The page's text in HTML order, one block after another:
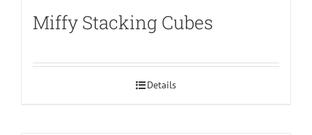
Miffy Stacking Cubes
Details